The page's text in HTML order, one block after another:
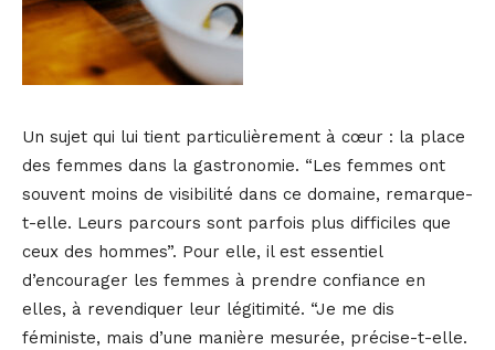
Un sujet qui lui tient particulièrement à cœur : la place
des femmes dans la gastronomie. “Les femmes ont
souvent moins de visibilité dans ce domaine, remarque-
t-elle. Leurs parcours sont parfois plus difficiles que
ceux des hommes”. Pour elle, il est essentiel
d’encourager les femmes à prendre confiance en
elles, à revendiquer leur légitimité. “Je me dis
féministe, mais d’une manière mesurée, précise-t-elle.